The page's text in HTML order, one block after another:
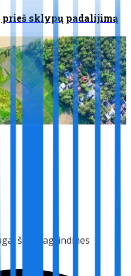
sklypų padalijimą
šias pagrindines